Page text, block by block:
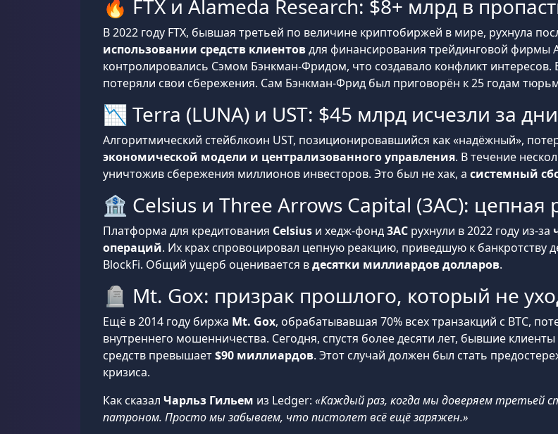
🔥 FTX и Alameda Research: $8+ млрд в
В 2022 году FTX, бывшая третьей по величине криптобиржей в мире, рухнула
использовании средств клиентовдля финансирования трейдинговой фирмы
контролировались Сэмом Бэнкман-Фридом, что создавало конфликт интересов.
потеряли свои сбережения. Сам Бэнкман-Фрид был приговорён к 25 годам
📉 Terra (LUNA) и UST: $45 млрд исчезли за дни
Алгоритмический стейблкоин UST, позиционировавшийся как «надёжный»,
экономической модели и централизованного управления. В течение
уничтожив сбережения миллионов инвесторов. Это был не хак, а системный
🏦 Celsius и Three Arrows Capital (3AC): цепная
Платформа для кредитования Celsius и хедж-фонд3AC рухнули в 2022 году из-за
операций. Их крах спровоцировал цепную реакцию, приведшую к банкротству
BlockFi. Общий ущерб оценивается вдесятки миллиардов долларов.
🪦 Mt. Gox: призрак прошлого, который не
Ещё в 2014 году биржа Mt. Gox, обрабатывавшая 70% всех транзакций с BTC,
внутреннего мошенничества. Сегодня, спустя более десяти лет, бывшие
средств превышает$90 миллиардов. Этот случай должен был стать
кризиса.
Как сказал Чарльз Гильем из Ledger: «Каждый раз, когда мы доверяем третьей
патроном. Просто мы забываем, что пистолет всё ещё заряжен.»